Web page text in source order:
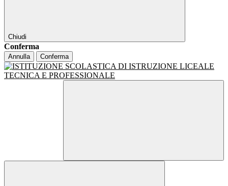
Chiudi
Conferma
Annulla Conferma